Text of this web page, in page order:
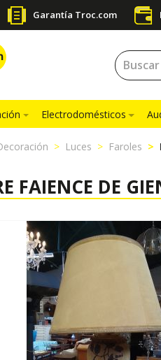
Garantía Troc.com
Electrodomésticos
Luces Faroles
FAIENCE DE